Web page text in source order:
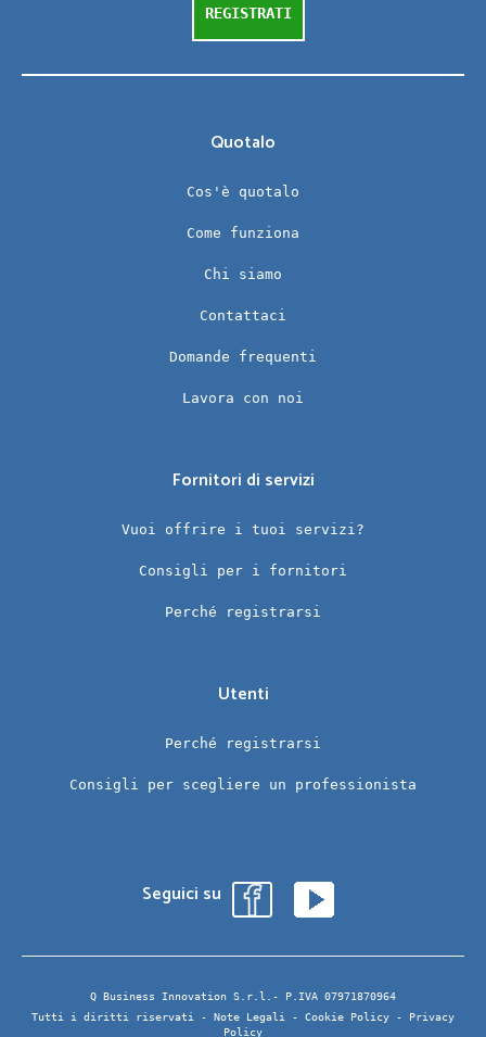
REGISTRATI
Quotalo
Cos'è quotalo
Come funziona
Chi siamo
Contattaci
Domande frequenti
Lavora con noi
Fornitori di servizi
Vuoi offrire i tuoi servizi?
Consigli per i fornitori
Perché registrarsi
Utenti
Perché registrarsi
Consigli per scegliere un professionista
Seguici su
Q Business Innovation S.r.l.- P.IVA 07971870964
Tutti i diritti riservati - Note Legali - Cookie Policy -
Privacy
Policy